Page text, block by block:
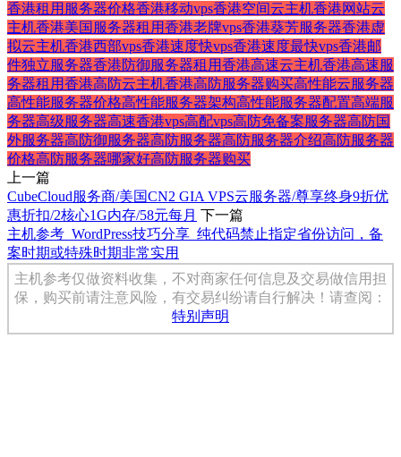
香港租用服务器价格香港移动vps香港空间云主机香港网站云
主机香港美国服务器租用香港老牌vps香港葵芳服务器香港虚
拟云主机香港西部vps香港速度快vps香港速度最快vps香港邮
件独立服务器香港防御服务器租用香港高速云主机香港高速服
务器租用香港高防云主机香港高防服务器购买高性能云服务器
高性能服务器价格高性能服务器架构高性能服务器配置高端服
务器高级服务器高速香港vps高配vps高防免备案服务器高防国
外服务器高防御服务器高防服务器高防服务器介绍高防服务器
价格高防服务器哪家好高防服务器购买
上一篇
CubeCloud服务商/美国CN2 GIA VPS云服务器/尊享终身9折优
惠折扣/2核心1G内存/58元每月 下一篇
主机参考_WordPress技巧分享_纯代码禁止指定省份访问，备
案时期或特殊时期非常实用
主机参考仅做资料收集，不对商家任何信息及交易做信用担
保，购买前请注意风险，有交易纠纷请自行解决！请查阅：
特别声明